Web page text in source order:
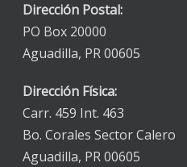
Dirección Postal:
PO Box 20000
Aguadilla, PR 00605
Dirección Física:
Carr. 459 Int. 463
Bo. Corales Sector Calero
Aguadilla, PR 00605